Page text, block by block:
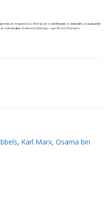
, Karl Marx, Osama bin